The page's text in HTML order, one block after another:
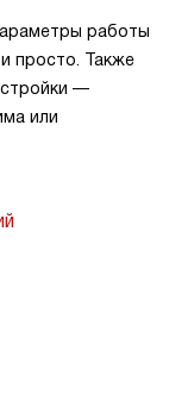
работы
просто. Также
—
или